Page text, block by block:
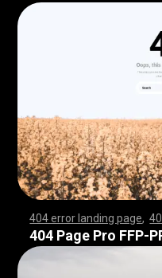
404 error landing page ,
,,,,,,,,,,,,,,,,,,,,,,,, ,,
,,,,,,,,,,,,,,,,,,,,,,,, ,,
,,,,,,,,,,,,,,,,,,,,,,,, ,,
,,,,,,,,,,,,,,,,,,,,,,,, ,,
,,,,,,,,,,,,,,,,,,,,,,,, ,,
,,,,,,,,,,,,,,,,,,,,,,,, ,,
,,,,,,,,,,,,,,,,,,,,,,,, ,,
,,,,,,,,,,,,,,,,,,,,,,,, ,,
404 Page Pro FFP-